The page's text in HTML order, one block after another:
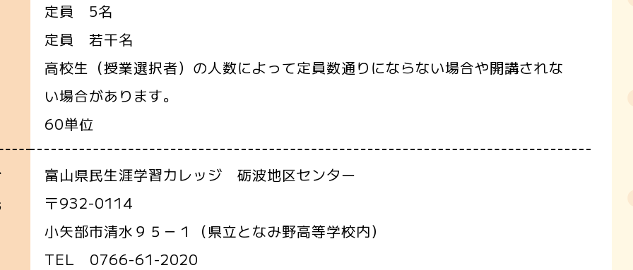
定員 5名
定員 若干名
高校生（授業選択者）の人数によって定員数通りにならない場合や開講されな
い場合があります。
60単位
富山県民生涯学習カレッジ 砺波地区センター
〒932-0114
小矢部市清水９５－１（県立となみ野高等学校内）
TEL 0766-61-2020